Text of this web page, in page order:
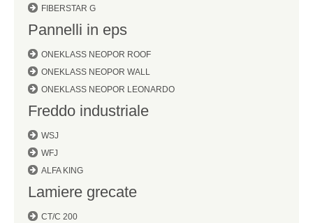
FIBERSTAR G
Pannelli in eps
ONEKLASS NEOPOR ROOF
ONEKLASS NEOPOR WALL
ONEKLASS NEOPOR LEONARDO
Freddo industriale
WSJ
WFJ
ALFA KING
Lamiere grecate
CT/C 200